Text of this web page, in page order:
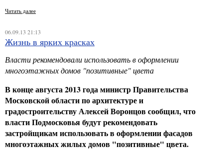
Читать далее
06.09.13 21:13
Жизнь в ярких красках
Власти рекомендовали использовать в оформлении
многоэтажных домов "позитивные" цвета
В конце августа 2013 года министр Правительства
Московской области по архитектуре и
градостроительству Алексей Воронцов сообщил, что
власти Подмосковья будут рекомендовать
застройщикам использовать в оформлении фасадов
многоэтажных жилых домов "позитивные" цвета.